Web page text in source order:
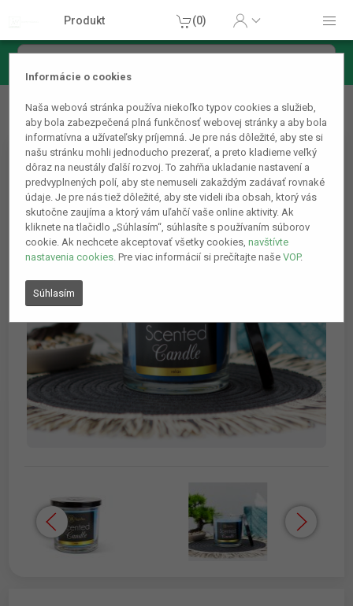
Informácie o cookies
Naša webová stránka používa niekoľko typov cookies a služieb,
aby bola zabezpečená plná funkčnosť webovej stránky a aby bola
informatívna a užívateľsky príjemná. Je pre nás dôležité, aby ste si
našu stránku mohli jednoducho prezerať, a preto kladieme veľký
dôraz na neustály ďalší rozvoj. To zahŕňa ukladanie nastavení a
predvyplnených polí, aby ste nemuseli zakaždým zadávať rovnaké
údaje. Je pre nás tiež dôležité, aby ste videli iba obsah, ktorý vás
skutočne zaujíma a ktorý vám uľahčí vaše online aktivity. Ak
kliknete na tlačidlo „Súhlasím“, súhlasíte s používaním súborov
cookie. Ak nechcete akceptovať všetky cookies,navštívte
nastavenia cookies. Pre viac informácií si prečítajte našeVOP.
Súhlasím
Produkt (0)
sviečka - relax - 350 g